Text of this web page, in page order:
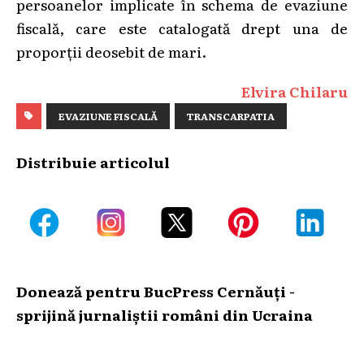
fiscală, care este catalogată drept una de
proporții deosebit de mari.
Elvira Chilaru
EVAZIUNE FISCALĂ TRANSCARPATIA
Distribuie articolul
Donează pentru BucPress Cernăuți -
sprijină jurnaliștii români din Ucraina